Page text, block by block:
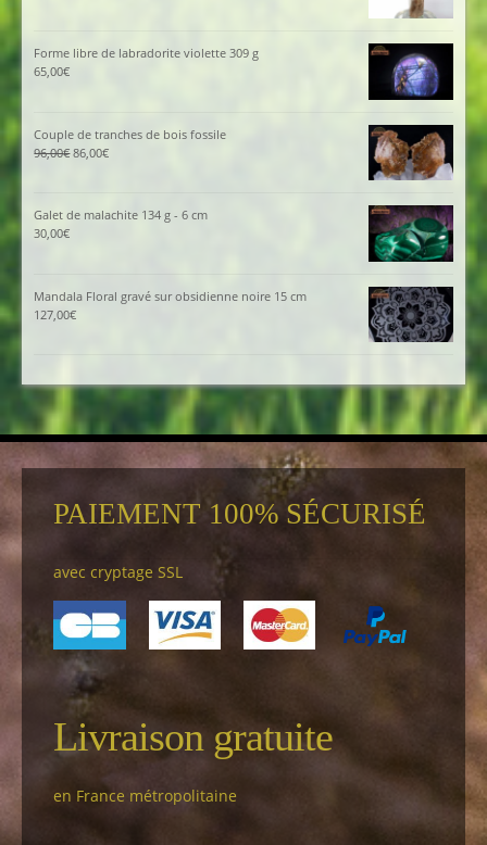
Forme libre de labradorite violette 309 g
65,00€
Couple de tranches de bois fossile
96,00€Le
86,00€Le
Galet de malachite 134 g - 6 cm
30,00€
Mandala Floral gravé sur obsidienne noire 15 cm
127,00€
PAIEMENT 100% SÉCURISÉ
avec cryptage SSL
Livraison gratuite
en France métropolitaine